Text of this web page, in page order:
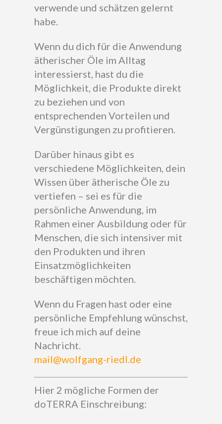
verwende und schätzen gelernt
habe.
Wenn du dich für die Anwendung
ätherischer Öle im Alltag
interessierst, hast du die
Möglichkeit, die Produkte direkt
zu beziehen und von
entsprechenden Vorteilen und
Vergünstigungen zu profitieren.
Darüber hinaus gibt es
verschiedene Möglichkeiten, dein
Wissen über ätherische Öle zu
vertiefen – sei es für die
persönliche Anwendung, im
Rahmen einer Ausbildung oder für
Menschen, die sich intensiver mit
den Produkten und ihren
Einsatzmöglichkeiten
beschäftigen möchten.
Wenn du Fragen hast oder eine
persönliche Empfehlung wünschst,
freue ich mich auf deine
Nachricht.
mail@wolfgang-riedl.de
Hier 2 mögliche Formen der
doTERRA Einschreibung: